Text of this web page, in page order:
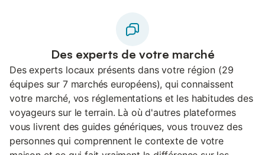
Des experts de votre marché
Des experts locaux présents dans votre région (29
équipes sur 7 marchés européens), qui connaissent
votre marché, vos réglementations et les habitudes des
voyageurs sur le terrain. Là où d'autres plateformes
vous livrent des guides génériques, vous trouvez des
personnes qui comprennent le contexte de votre